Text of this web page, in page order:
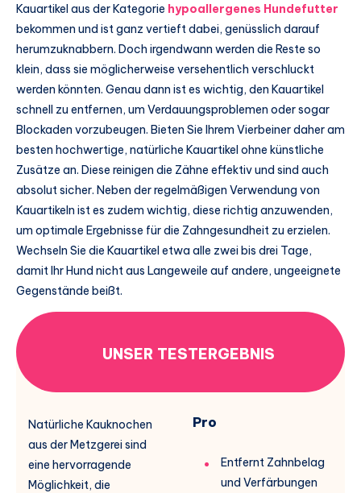
Kauartikel aus der Kategorie hypoallergenes Hundefutter
bekommen und ist ganz vertieft dabei, genüsslich darauf
herumzuknabbern. Doch irgendwann werden die Reste so
klein, dass sie möglicherweise versehentlich verschluckt
werden könnten. Genau dann ist es wichtig, den Kauartikel
schnell zu entfernen, um Verdauungsproblemen oder sogar
Blockaden vorzubeugen. Bieten Sie Ihrem Vierbeiner daher am
besten hochwertige, natürliche Kauartikel ohne künstliche
Zusätze an. Diese reinigen die Zähne effektiv und sind auch
absolut sicher. Neben der regelmäßigen Verwendung von
Kauartikeln ist es zudem wichtig, diese richtig anzuwenden,
um optimale Ergebnisse für die Zahngesundheit zu erzielen.
Wechseln Sie die Kauartikel etwa alle zwei bis drei Tage,
damit Ihr Hund nicht aus Langeweile auf andere, ungeeignete
Gegenstände beißt.
UNSER TESTERGEBNIS
Natürliche Kauknochen
aus der Metzgerei sind
eine hervorragende
Möglichkeit, die
Pro
Entfernt Zahnbelag
und Verfärbungen